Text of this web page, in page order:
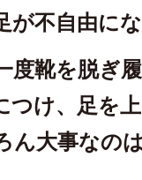
が不自由に
度靴を脱ぎ
つけ、足を
ん大事なの